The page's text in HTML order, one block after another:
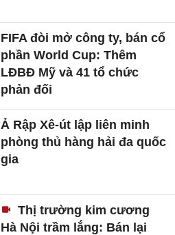
FIFA đòi mở công ty, bán cổ
phần World Cup: Thêm
LĐBĐ Mỹ và 41 tổ chức
phản đối
Ả Rập Xê-út lập liên minh
phòng thủ hàng hải đa quốc
gia
Thị trường kim cương
Hà Nội trầm lắng: Bán lại